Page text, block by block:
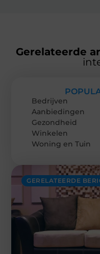
Gerelateerde
GERELATEERDE
Bedrijven
Aanbiedingen
Gezondheid
Winkelen
Woning en Tuin